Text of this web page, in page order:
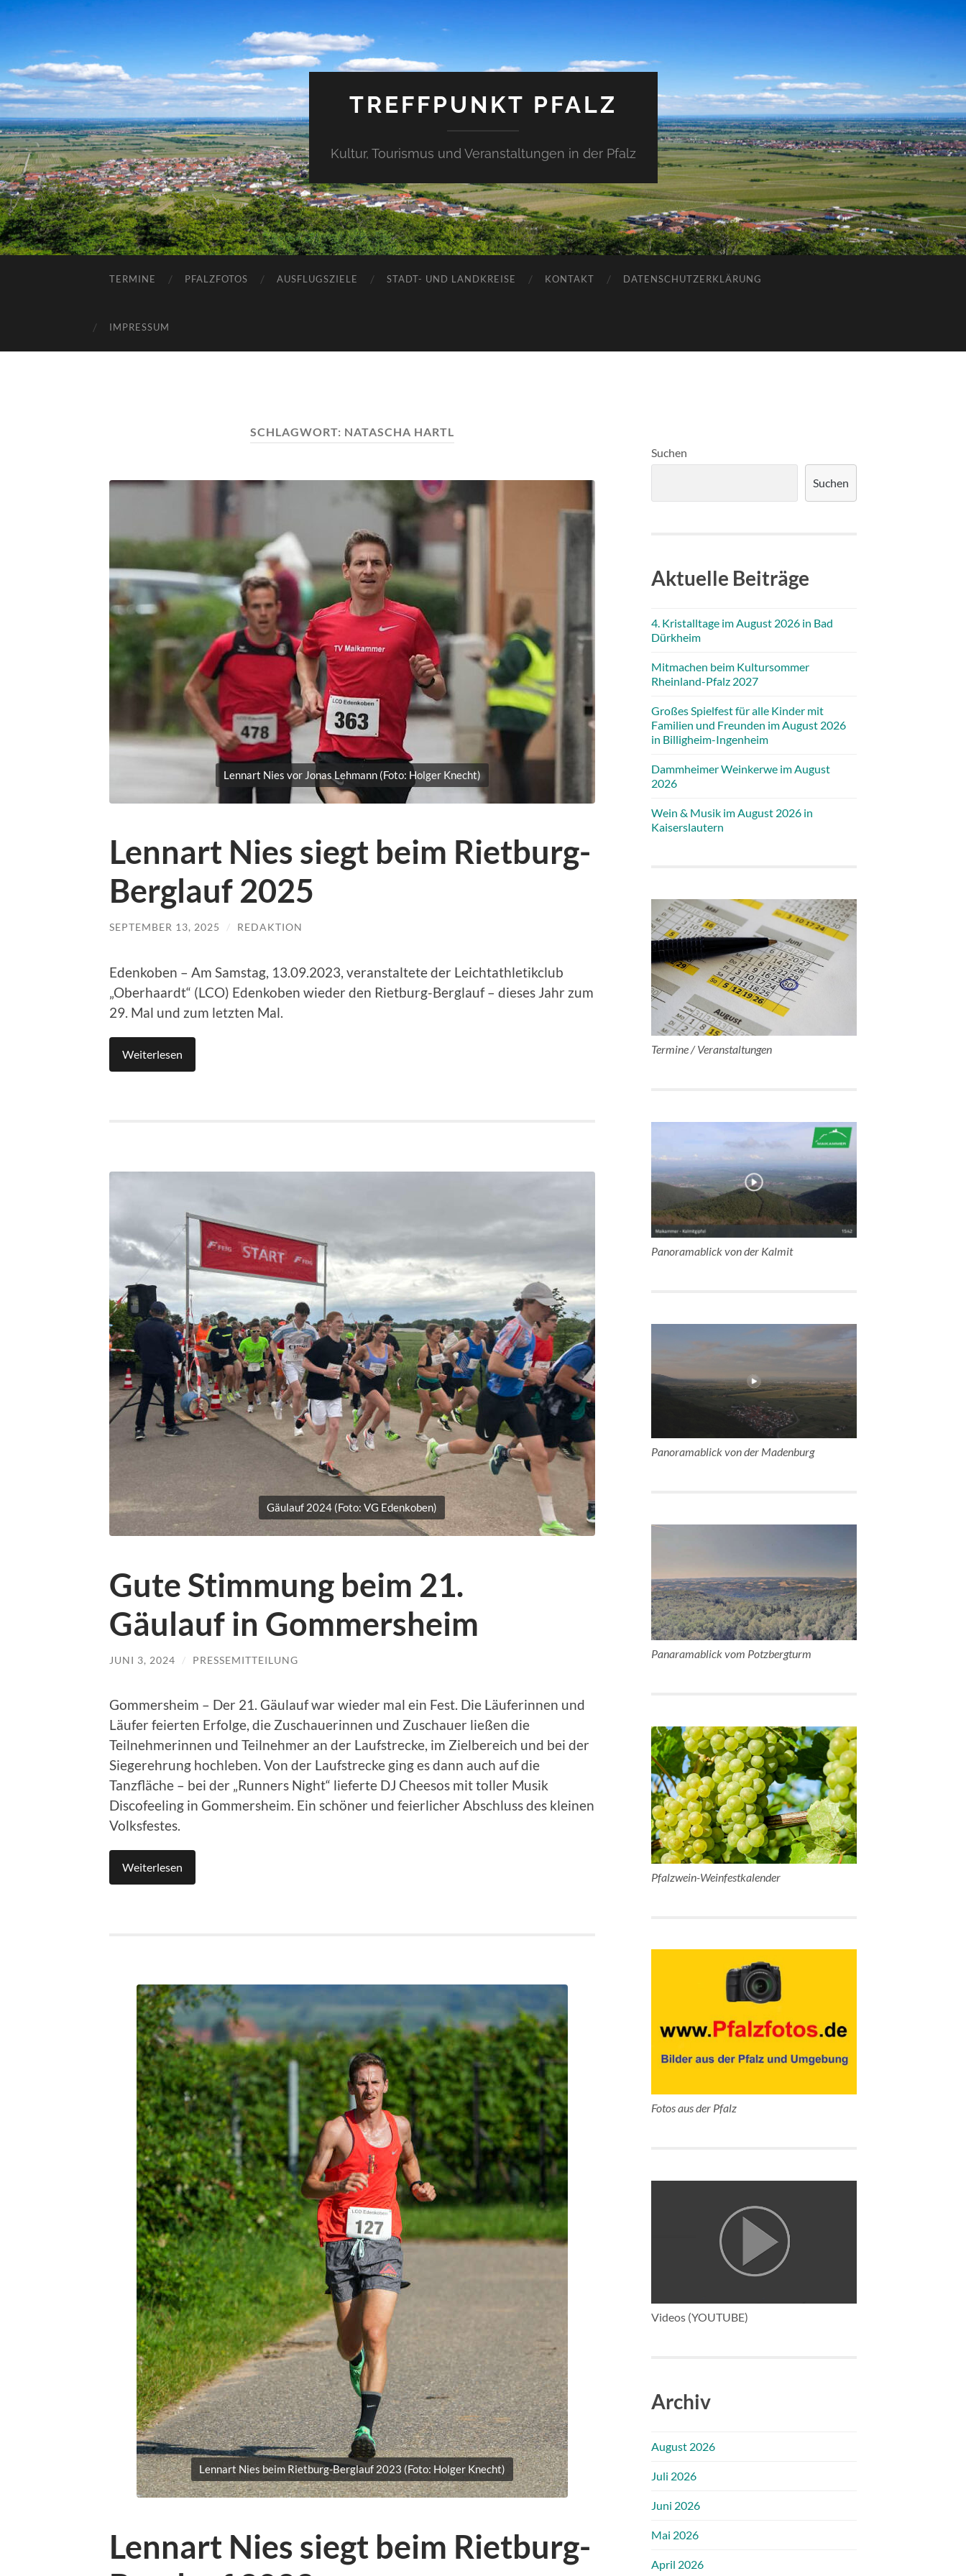
TREFFPUNKT PFALZ
Kultur, Tourismus und Veranstaltungen in der Pfalz
TERMINE PFALZFOTOS AUSFLUGSZIELE STADT- UND LANDKREISE KONTAKT DATENSCHUTZERKLÄRUNG
IMPRESSUM
SCHLAGWORT: NATASCHA HARTL
Lennart Nies vor Jonas Lehmann (Foto: Holger Knecht)
Lennart Nies siegt beim Rietburg-
Berglauf 2025
SEPTEMBER 13, 2025 / REDAKTION
Edenkoben – Am Samstag, 13.09.2023, veranstaltete der Leichtathletikclub
„Oberhaardt“ (LCO) Edenkoben wieder den Rietburg-Berglauf – dieses Jahr zum
29. Mal und zum letzten Mal.
Weiterlesen
Gäulauf 2024 (Foto: VG Edenkoben)
Gute Stimmung beim 21.
Gäulauf in Gommersheim
JUNI 3, 2024 / PRESSEMITTEILUNG
Gommersheim – Der 21. Gäulauf war wieder mal ein Fest. Die Läuferinnen und
Läufer feierten Erfolge, die Zuschauerinnen und Zuschauer ließen die
Teilnehmerinnen und Teilnehmer an der Laufstrecke, im Zielbereich und bei der
Siegerehrung hochleben. Von der Laufstrecke ging es dann auch auf die
Tanzfläche – bei der „Runners Night“ lieferte DJ Cheesos mit toller Musik
Discofeeling in Gommersheim. Ein schöner und feierlicher Abschluss des kleinen
Volksfestes.
Weiterlesen
Lennart Nies beim Rietburg-Berglauf 2023 (Foto: Holger Knecht)
Lennart Nies siegt beim Rietburg-
Suchen
Suchen
Aktuelle Beiträge
4. Kristalltage im August 2026 in Bad
Dürkheim
Mitmachen beim Kultursommer
Rheinland-Pfalz 2027
Großes Spielfest für alle Kinder mit
Familien und Freunden im August 2026
in Billigheim-Ingenheim
Dammheimer Weinkerwe im August
2026
Wein & Musik im August 2026 in
Kaiserslautern
Termine / Veranstaltungen
Panoramablick von der Kalmit
Panoramablick von der Madenburg
Panaramablick vom Potzbergturm
Pfalzwein-Weinfestkalender
Fotos aus der Pfalz
Videos (YOUTUBE)
Archiv
August 2026
Juli 2026
Juni 2026
Mai 2026
April 2026